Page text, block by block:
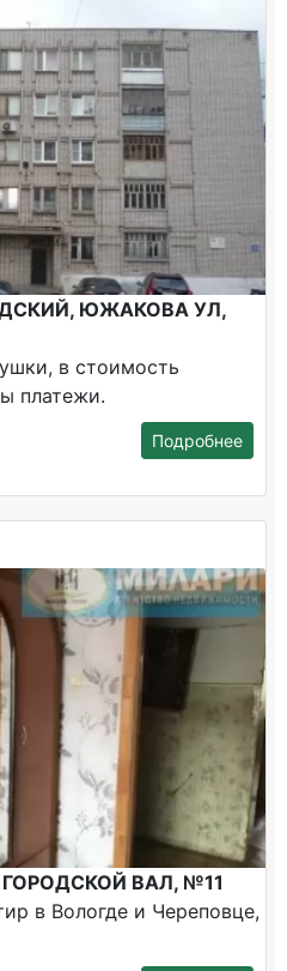
ЮЖАКОВА УЛ,
в стоимость
платежи.
Подробнее
ВАЛ, №11
в Вологде и Череповце,